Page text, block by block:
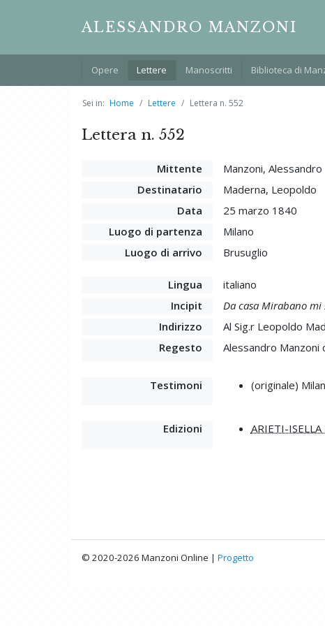
ALESSANDRO MANZONI
Opere Lettere Manoscritti Biblioteca di
Sei in: Home Lettere Lettera n. 552
Lettera n. 552
Mittente
Manzoni, Alessandro
Destinatario
Maderna, Leopoldo
Data
25 marzo 1840
Luogo di partenza
Milano
Luogo di arrivo
Brusuglio
Lingua
italiano
Incipit
Da casa Mirabano
Indirizzo
Al Sig.r Leopoldo
Regesto
Alessandro
Testimoni (originale)
Edizioni ARIETI-
© 2020-2026 Manzoni Online | Progetto